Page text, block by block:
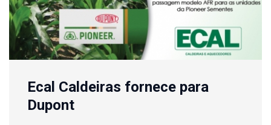
Ecal Caldeiras fornece para
Dupont